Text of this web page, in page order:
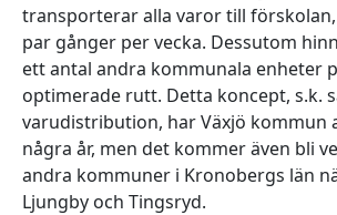
transporterar alla varor till
par gånger per vecka. Dessutom
ett antal andra kommunala enheter
optimerade rutt. Detta koncept, s.k.
varudistribution, har Växjö kommun
några år, men det kommer även bli
andra kommuner i Kronobergs län
Ljungby och Tingsryd.